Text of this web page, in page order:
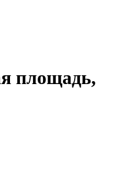
площадь,